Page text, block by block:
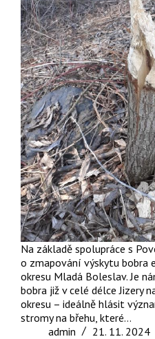
Na základě spolupráce s
o zmapování výskytu bobra
okresu Mladá Boleslav. Je
bobra již v celé délce Jizery
okresu – ideálně hlásit
stromy na břehu, které…
admin
21. 11. 2024